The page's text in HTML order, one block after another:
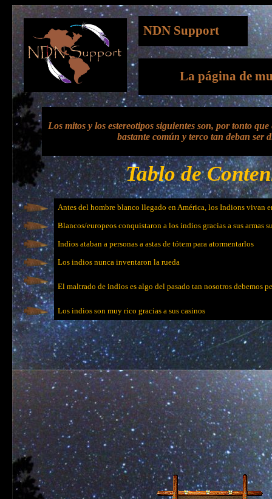
NDN Support
La página de
Los mitos y los estereotipos siguientes son, por tonto
bastante común y terco tan deban ser
Tablo de
Antes del hombre blanco llegado en América, los Indions vivan
Blancos/europeos conquistaron a los indios gracias a sus armas
Indios ataban a personas a astas de tótem para atormentarlos
Los indios nunca inventaron la rueda
El maltrado de indios es algo del pasado tan nosotros debemos
Los indios son muy rico gracias a sus casinos